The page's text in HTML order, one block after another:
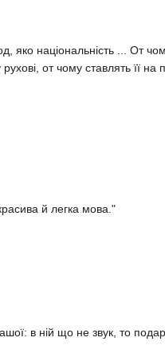
яко національність ... От
от чому ставлять її
й легка мова."
в ній що не звук, то